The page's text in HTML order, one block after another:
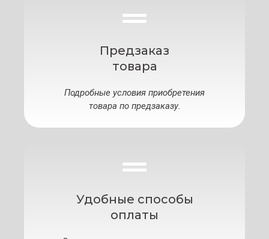
Предзаказ
товара
Подробные условия приобретения
товара по предзаказу.
Удобные способы
оплаты